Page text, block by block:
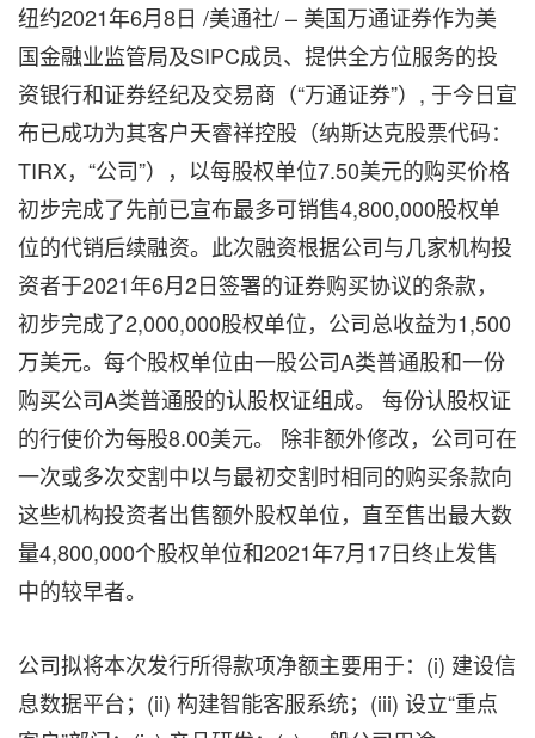
纽约2021年6月8日 /美通社/ – 美国万通证券作为美
国金融业监管局及SIPC成员、提供全方位服务的投
资银行和证券经纪及交易商（“万通证券”）, 于今日宣
布已成功为其客户天睿祥控股（纳斯达克股票代码：
TIRX，“公司”），以每股权单位7.50美元的购买价格
初步完成了先前已宣布最多可销售4,800,000股权单
位的代销后续融资。此次融资根据公司与几家机构投
资者于2021年6月2日签署的证券购买协议的条款，
初步完成了2,000,000股权单位，公司总收益为1,500
万美元。每个股权单位由一股公司A类普通股和一份
购买公司A类普通股的认股权证组成。 每份认股权证
的行使价为每股8.00美元。 除非额外修改，公司可在
一次或多次交割中以与最初交割时相同的购买条款向
这些机构投资者出售额外股权单位，直至售出最大数
量4,800,000个股权单位和2021年7月17日终止发售
中的较早者。
公司拟将本次发行所得款项净额主要用于：(i) 建设信
息数据平台；(ii) 构建智能客服系统；(iii) 设立“重点